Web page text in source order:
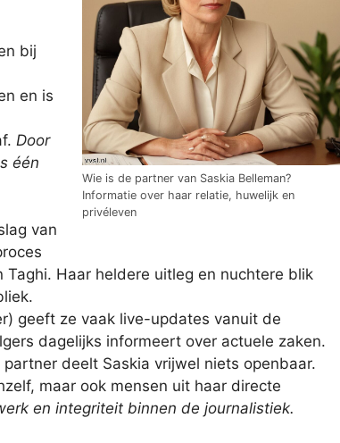
Wie is de partner van Saskia Belleman?
Informatie over haar relatie, huwelijk en
privéleven
bij
en is
Door
één
van
Haar heldere uitleg en nuchtere blik
geeft ze vaak live-updates vanuit de
dagelijks informeert over actuele zaken.
deelt Saskia vrijwel niets openbaar.
maar ook mensen uit haar directe
en integriteit binnen de journalistiek.